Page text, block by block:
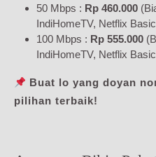
50 Mbps : Rp 460.000
IndiHomeTV, Netflix
100 Mbps : Rp 555.000
IndiHomeTV, Netflix
Buat lo yang doyan
pilihan terbaik!